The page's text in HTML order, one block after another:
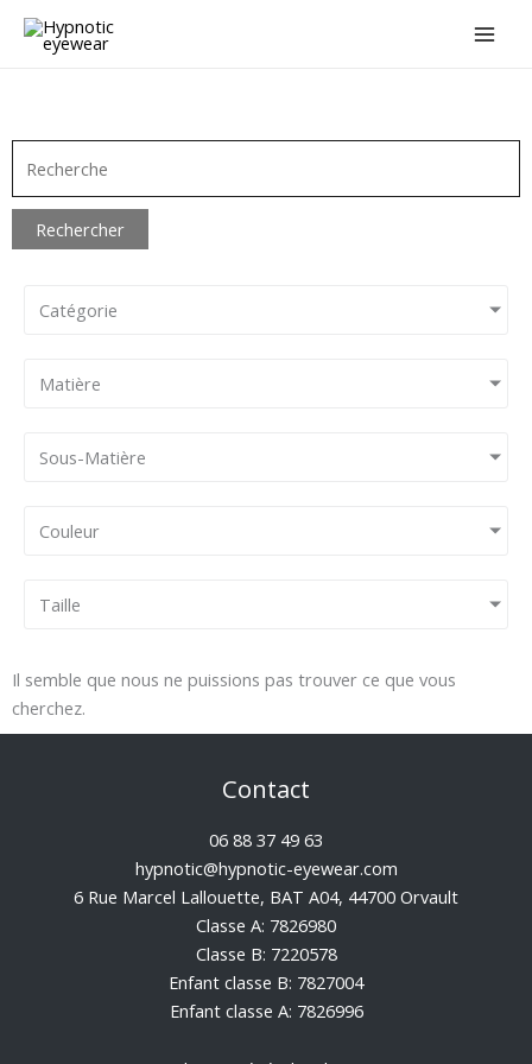
Aller
Rechercher
Catégorie
Matière
Sous-Matière
Couleur
Taille
Il semble que nous ne puissions pas trouver ce que vous
cherchez.
Contact
06 88 37 49 63
hypnotic@hypnotic-eyewear.com
6 Rue Marcel Lallouette, BAT A04, 44700 Orvault
Classe A: 7826980
Classe B: 7220578
Enfant classe B: 7827004
Enfant classe A: 7826996